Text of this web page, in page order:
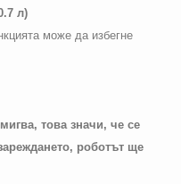
л)
може да избегне
това значи, че се
роботът ще